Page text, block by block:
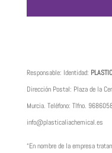
Responsable: Identidad:
Dirección Postal: Plaza de la
Murcia. Teléfono: Tlfno.
info@plasticaliachemical.es
“En nombre de la empresa